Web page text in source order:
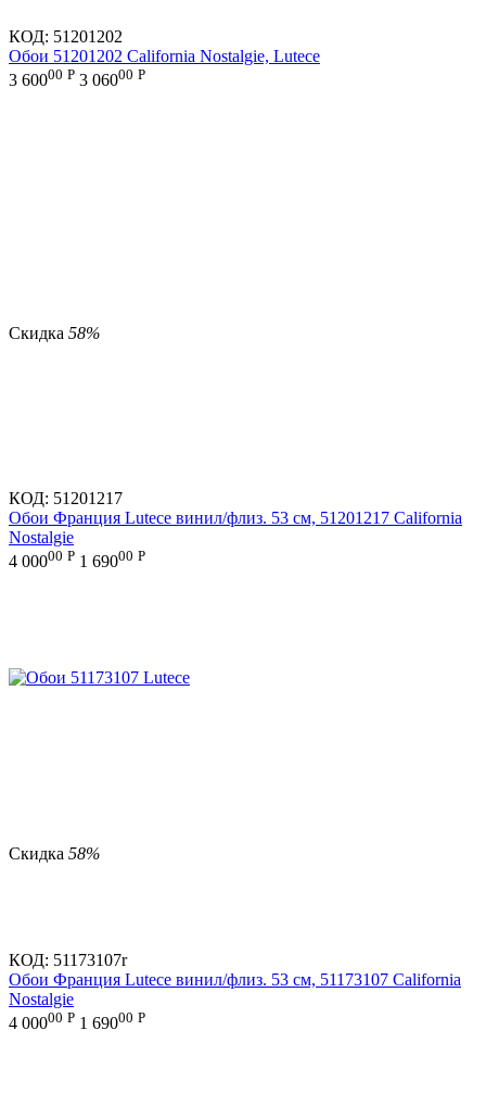
КОД: 51201202
Обои 51201202 California Nostalgie, Lutece
3 60000 Р 3 06000 Р
Скидка 58%
КОД: 51201217
Обои Франция Lutece винил/флиз. 53 см, 51201217 California
Nostalgie
4 00000 Р 1 69000 Р
Скидка 58%
КОД: 51173107r
Обои Франция Lutece винил/флиз. 53 см, 51173107 California
Nostalgie
4 00000 Р 1 69000 Р